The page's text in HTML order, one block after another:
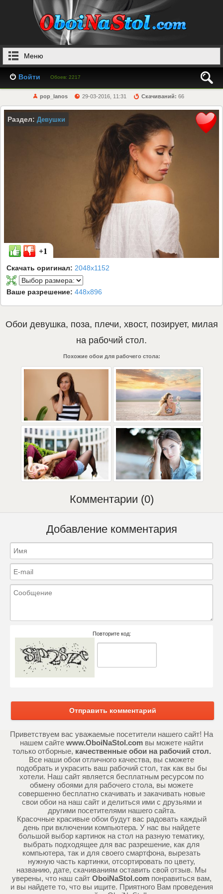
Меню
Войти Обоев: 2217
pop_lanos 29-03-2016, 11:31 Скачиваний: 66
Раздел: Девушки
+1
Скачать оригинал: 2048x1152
Ваше разрешение: 448x896
Обои девушка, поза, плечи, хвост, позирует, милая
на рабочий стол.
Похожие обои для рабочего стола:
Комментарии (0)
Добавление комментария
Повторите код:
Отправить комментарий
Приветствуем вас уважаемые посетители нашего сайт! На
нашем сайте www.OboiNaStol.com вы можете найти
только отборные, качественные обои на рабочий стол.
Все наши обои отличного качества, вы сможете
подобрать и украсить ваш рабочий стол, так как вы бы
хотели. Наш сайт является бесплатным ресурсом по
обмену обоями для рабочего стола, вы можете
совершенно бесплатно скачивать и закачивать новые
свои обои на наш сайт и делиться ими с друзьями и
другими посетителями нашего сайта.
Красочные красивые обои будут вас радовать каждый
день при включении компьютера. У нас вы найдете
большой выбор картинок на стол на разную тематику,
выбрать подходящее для вас разрешение, как для
компьютера, так и для своего смартфона, вырезать
нужную часть картинки, отсортировать по цвету,
названию, дате, скачиваниям оставить свой отзыв. Мы
уверены, что наш сайт OboiNaStol.comпонравиться вам,
и вы найдете то, что вы ищите. Приятного Вам проведения